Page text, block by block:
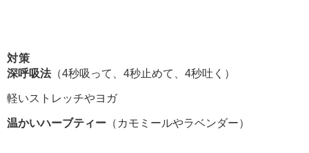
対策
深呼吸法（4秒吸って、4秒止めて、4秒吐く）
軽いストレッチやヨガ
温かいハーブティー （カモミールやラベンダー）